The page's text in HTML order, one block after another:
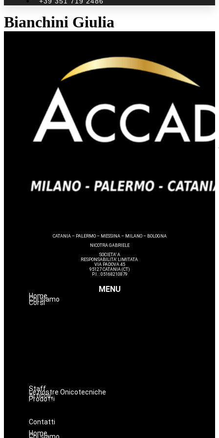
Bianchini Giulia
CATANIA – PALERMO – MESSINA – MILANO – BOLOGNA
NICOTRA GABRIELE
SOCIETA’ A
RESPONSABILITA’ LIMITATA
VIA PADOVA 45
95127 CATANIA (CT)
P.I. : 05168210879
MENU
Home
Chi siamo
Corsi
Staff
Le nostre Onicotecniche
Articoli
ProdottiOniconails
Prodotti per ricostruzione unghie
Contatti
Home